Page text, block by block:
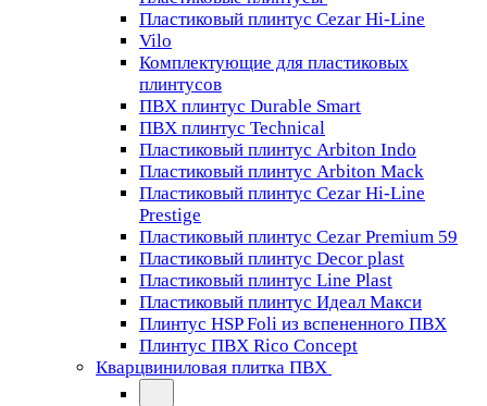
Пластиковый плинтус Cezar Hi-Line
Vilo
Комплектующие для пластиковых
плинтусов
ПВХ плинтус Durable Smart
ПВХ плинтус Technical
Пластиковый плинтус Arbiton Indo
Пластиковый плинтус Arbiton Mack
Пластиковый плинтус Cezar Hi-Line
Prestige
Пластиковый плинтус Cezar Premium 59
Пластиковый плинтус Decor plast
Пластиковый плинтус Line Plast
Пластиковый плинтус Идеал Макси
Плинтус HSP Foli из вспененного ПВХ
Плинтус ПВХ Rico Concept
Кварцвиниловая плитка ПВХ